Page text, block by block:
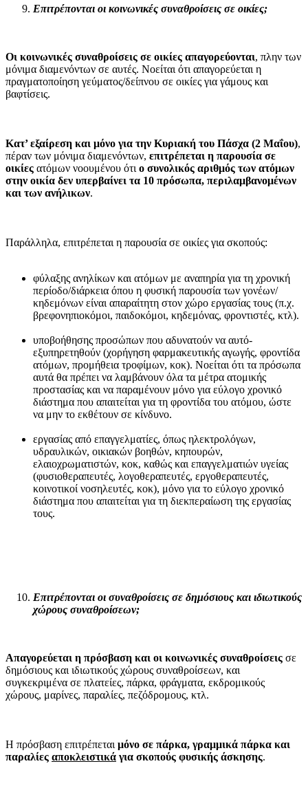
Επιτρέπονται οι κοινωνικές συναθροίσεις σε οικίες;
Οι κοινωνικές συναθροίσεις σε οικίες απαγορεύονται, πλην των
μόνιμα διαμενόντων σε αυτές. Νοείται ότι απαγορεύεται η
πραγματοποίηση γεύματος/δείπνου σε οικίες για γάμους και
βαφτίσεις.
Κατ’ εξαίρεση και μόνο για την Κυριακή του Πάσχα (2 Μαΐου),
πέραν των μόνιμα διαμενόντων, επιτρέπεται η παρουσία σε
οικίες ατόμων νοουμένου ότι ο συνολικός αριθμός των ατόμων
στην οικία δεν υπερβαίνει τα 10 πρόσωπα, περιλαμβανομένων
και των ανήλικων.
Παράλληλα, επιτρέπεται η παρουσία σε οικίες για σκοπούς:
φύλαξης ανηλίκων και ατόμων με αναπηρία για τη χρονική
περίοδο/διάρκεια όπου η φυσική παρουσία των γονέων/
κηδεμόνων είναι απαραίτητη στον χώρο εργασίας τους (π.χ.
βρεφονηπιοκόμοι, παιδοκόμοι, κηδεμόνας, φροντιστές, κτλ).
υποβοήθησης προσώπων που αδυνατούν να αυτό-
εξυπηρετηθούν (χορήγηση φαρμακευτικής αγωγής, φροντίδα
ατόμων, προμήθεια τροφίμων, κοκ). Νοείται ότι τα πρόσωπα
αυτά θα πρέπει να λαμβάνουν όλα τα μέτρα ατομικής
προστασίας και να παραμένουν μόνο για εύλογο χρονικό
διάστημα που απαιτείται για τη φροντίδα του ατόμου, ώστε
να μην το εκθέτουν σε κίνδυνο.
εργασίας από επαγγελματίες, όπως ηλεκτρολόγων,
υδραυλικών, οικιακών βοηθών, κηπουρών,
ελαιοχρωματιστών, κοκ, καθώς και επαγγελματιών υγείας
(φυσιοθεραπευτές, λογοθεραπευτές, εργοθεραπευτές,
κοινοτικοί νοσηλευτές, κοκ), μόνο για το εύλογο χρονικό
διάστημα που απαιτείται για τη διεκπεραίωση της εργασίας
τους.
Επιτρέπονται οι συναθροίσεις σε δημόσιους και ιδιωτικούς
χώρους συναθροίσεων;
Απαγορεύεται η πρόσβαση και οι κοινωνικές συναθροίσεις σε
δημόσιους και ιδιωτικούς χώρους συναθροίσεων, και
συγκεκριμένα σε πλατείες, πάρκα, φράγματα, εκδρομικούς
χώρους, μαρίνες, παραλίες, πεζόδρομους, κτλ.
Η πρόσβαση επιτρέπεται μόνο σε πάρκα, γραμμικά πάρκα και
παραλίες αποκλειστικά για σκοπούς φυσικής άσκησης.